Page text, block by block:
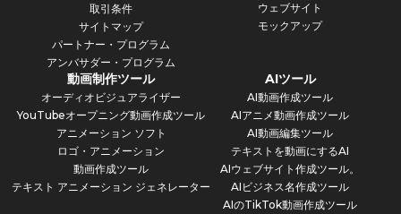
取引条件
サイトマップ
パートナー・プログラム
アンバサダー・プログラム
ウェブサイト
モックアップ
動画制作ツール
オーディオビジュアライザー
YouTubeオープニング動画作成ツール
アニメーション ソフト
ロゴ・アニメーション
動画作成ツール
テキスト アニメーション ジェネレーター
AIツール
AI動画作成ツール
AIアニメ動画作成ツール
AI動画編集ツール
テキストを動画にするAI
AIウェブサイト作成ツール。
AIビジネス名作成ツール
AIのTikTok動画作成ツール